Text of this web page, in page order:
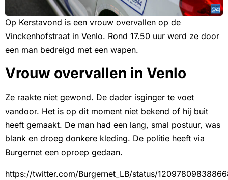
Op Kerstavond is een vrouw overvallen op de
Vinckenhofstraat in Venlo. Rond 17.50 uur werd ze door
een man bedreigd met een wapen.
Vrouw overvallen in Venlo
Ze raakte niet gewond. De dader isginger te voet
vandoor. Het is op dit moment niet bekend of hij buit
heeft gemaakt. De man had een lang, smal postuur, was
blank en droeg donkere kleding. De politie heeft via
Burgernet een oproep gedaan.
https://twitter.com/Burgernet_LB/status/